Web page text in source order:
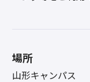
場所
山形キャンパス